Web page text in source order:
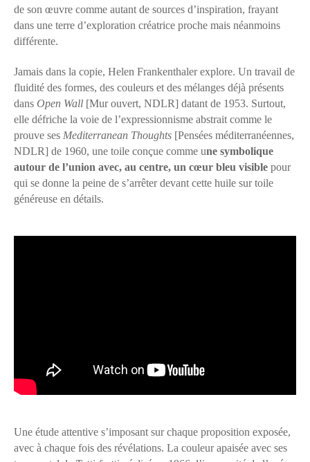
de son œuvre comme autant de sources d’inspiration, frayant
dans une terre d’exploration créatrice proche mais néanmoins
différente.
Jamais dans la copie, Helen Frankenthaler explore. Un travail de
fluidité des formes, des couleurs et des mélanges déjà présents
dans Open Wall [Mur ouvert, NDLR] datant de 1953. Surtout,
elle défriche la voie de l’expressionnisme abstrait comme le
prouve ses Mediterranean Thoughts [Pensées méditerranéennes,
NDLR] de 1960, une toile conçue comme une symbolique
autour de l’union avec, au centre, un cœur bleu visible pour
qui se donne la peine de s’arrêter devant cette huile sur toile
généreuse en détails.
Une étude attentive s’imposant sur chaque proposition exposée,
avec à chaque fois des révélations. La couleur apaisée avec ses